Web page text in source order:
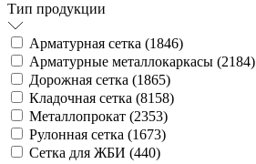
Тип продукции
Арматурная сетка (1846)
Арматурные металлокаркасы (2184)
Дорожная сетка (1865)
Кладочная сетка (8158)
Металлопрокат (2353)
Рулонная сетка (1673)
Сетка для ЖБИ (440)